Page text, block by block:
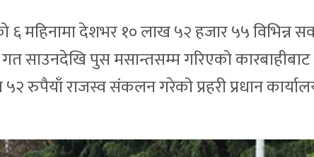
६ महिनामा देशभर १० लाख ५२ हजार ५५ विभिन्न
साउनदेखि पुस मसान्तसम्म गरिएको
रुपैयाँ राजस्व संकलन गरेको प्रहरी प्रधान